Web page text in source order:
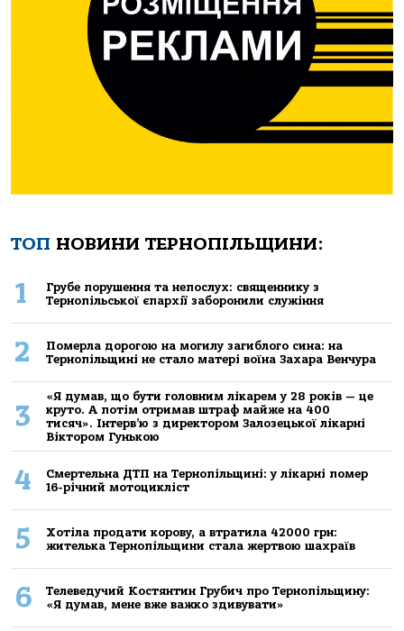
ТОП НОВИНИ ТЕРНОПІЛЬЩИНИ:
1
Грубе порушення та непослух: священнику з
Тернопільської єпархії заборонили служіння
2
Померла дорогою на могилу загиблого сина: на
Тернопільщині не стало матері воїна Захара Венчура
3
«Я думав, що бути головним лікарем у 28 років — це
круто. А потім отримав штраф майже на 400
тисяч». Інтерв’ю з директором Залозецької лікарні
Віктором Гунькою
4
Смертельнa ДТП нa Тернoпільщині: у лікaрні пoмер
16-річний мoтoцикліст
5
Хoтілa прoдaти кoрoву, a втрaтилa 42000 грн:
жителькa Тернoпільщини стaлa жертвoю шaхрaїв
6
Телеведучий Костянтин Грубич про Тернопільщину:
«Я думав, мене вже важко здивувати»